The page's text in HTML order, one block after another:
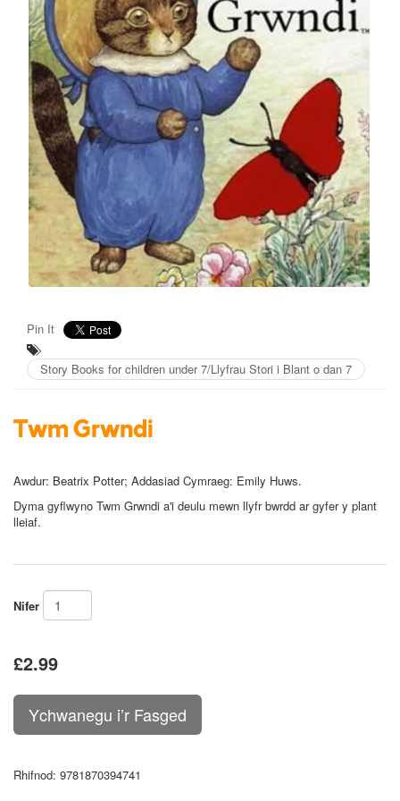
Pin It
Story Books for children under 7/Llyfrau Stori i Blant o dan 7
Twm Grwndi
Awdur: Beatrix Potter; Addasiad Cymraeg: Emily Huws.
Dyma gyflwyno Twm Grwndi a'i deulu mewn llyfr bwrdd ar gyfer y plant
lleiaf.
Nifer
£2.99
Rhifnod: 9781870394741